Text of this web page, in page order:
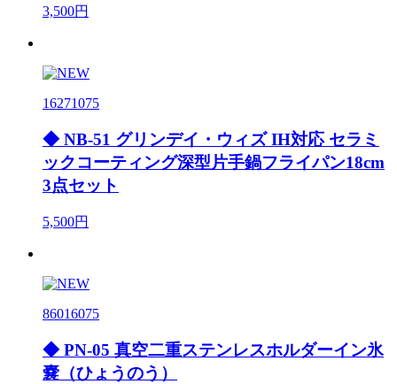
3,500円
16271075
◆ NB-51 グリンデイ・ウィズ IH対応 セラミ
ックコーティング深型片手鍋フライパン18cm
3点セット
5,500円
86016075
◆ PN-05 真空二重ステンレスホルダーイン氷
嚢（ひょうのう）